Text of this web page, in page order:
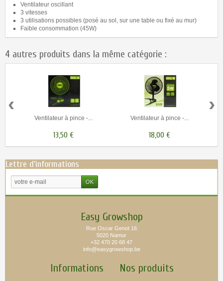
Ventilateur oscillant
3 vitesses
3 utilisations possibles (posé au sol, sur une table ou fixé au mur)
Faible consommation (45W)
4 autres produits dans la même catégorie :
Ventilateur à pince -...
13,50 €
Ventilateur à pince -...
18,00 €
‹ ›
Lettre d'informations
Easy Growshop
Rue Oscar Genot 16
5020 Namur
+32 470 20 68 47
info@easygrowshop.be
Informations Nos produits